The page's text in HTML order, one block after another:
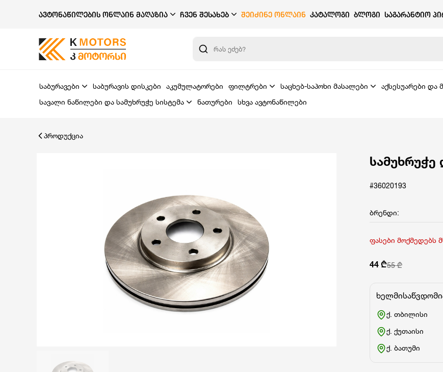
ᲐᲕᲢᲝᲜᲐᲬᲘᲚᲔᲑᲘᲡ ᲝᲜᲚᲐᲘᲜ ᲛᲐᲦᲐᲖᲘᲐ ᲩᲕᲔᲜ ᲨᲔᲡᲐᲮᲔᲑ ᲨᲔᲘᲫᲘᲜᲔ ᲝᲜᲚᲐᲘᲜ ᲙᲐᲢᲐᲚᲝᲒᲘ ᲑᲚᲝᲒᲘ ᲡᲐᲒᲐᲠᲐᲜᲢᲘᲝ
საბურავები საბურავის დისკები აკუმულატორები ფილტრები საცხებ-საპოხი მასალები აქსესუარები და
სავალი ნაწილები და სამუხრუჭე სისტემა
ნათურები სხვა ავტონაწილები
პროდუქცია
სამუხრუჭე
#36020193
ბრენდი:
ფასები
44 ₾55 ₾
ქ. თბილისი
ქ. ქუთაისი
ქ. ბათუმი